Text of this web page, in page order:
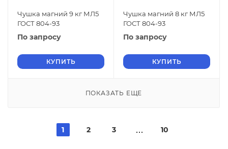
Чушка магний 9 кг МЛ5
ГОСТ 804-93
По запросу
КУПИТЬ
Чушка магний 8 кг МЛ5
ГОСТ 804-93
По запросу
КУПИТЬ
ПОКАЗАТЬ ЕЩЕ
1 2 3 10